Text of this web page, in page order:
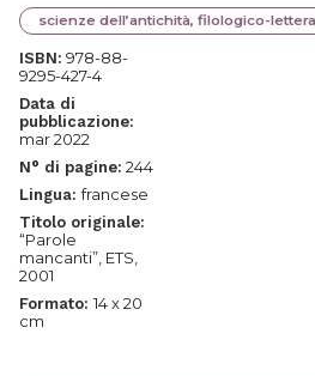
scienze dell’antichità, filologico-
ISBN: 978-88-
9295-427-4
Data di
pubblicazione:
mar 2022
N° di pagine: 244
Lingua:francese
Titolo originale:
“Parole
mancanti”, ETS,
2001
Formato: 14 x 20
cm